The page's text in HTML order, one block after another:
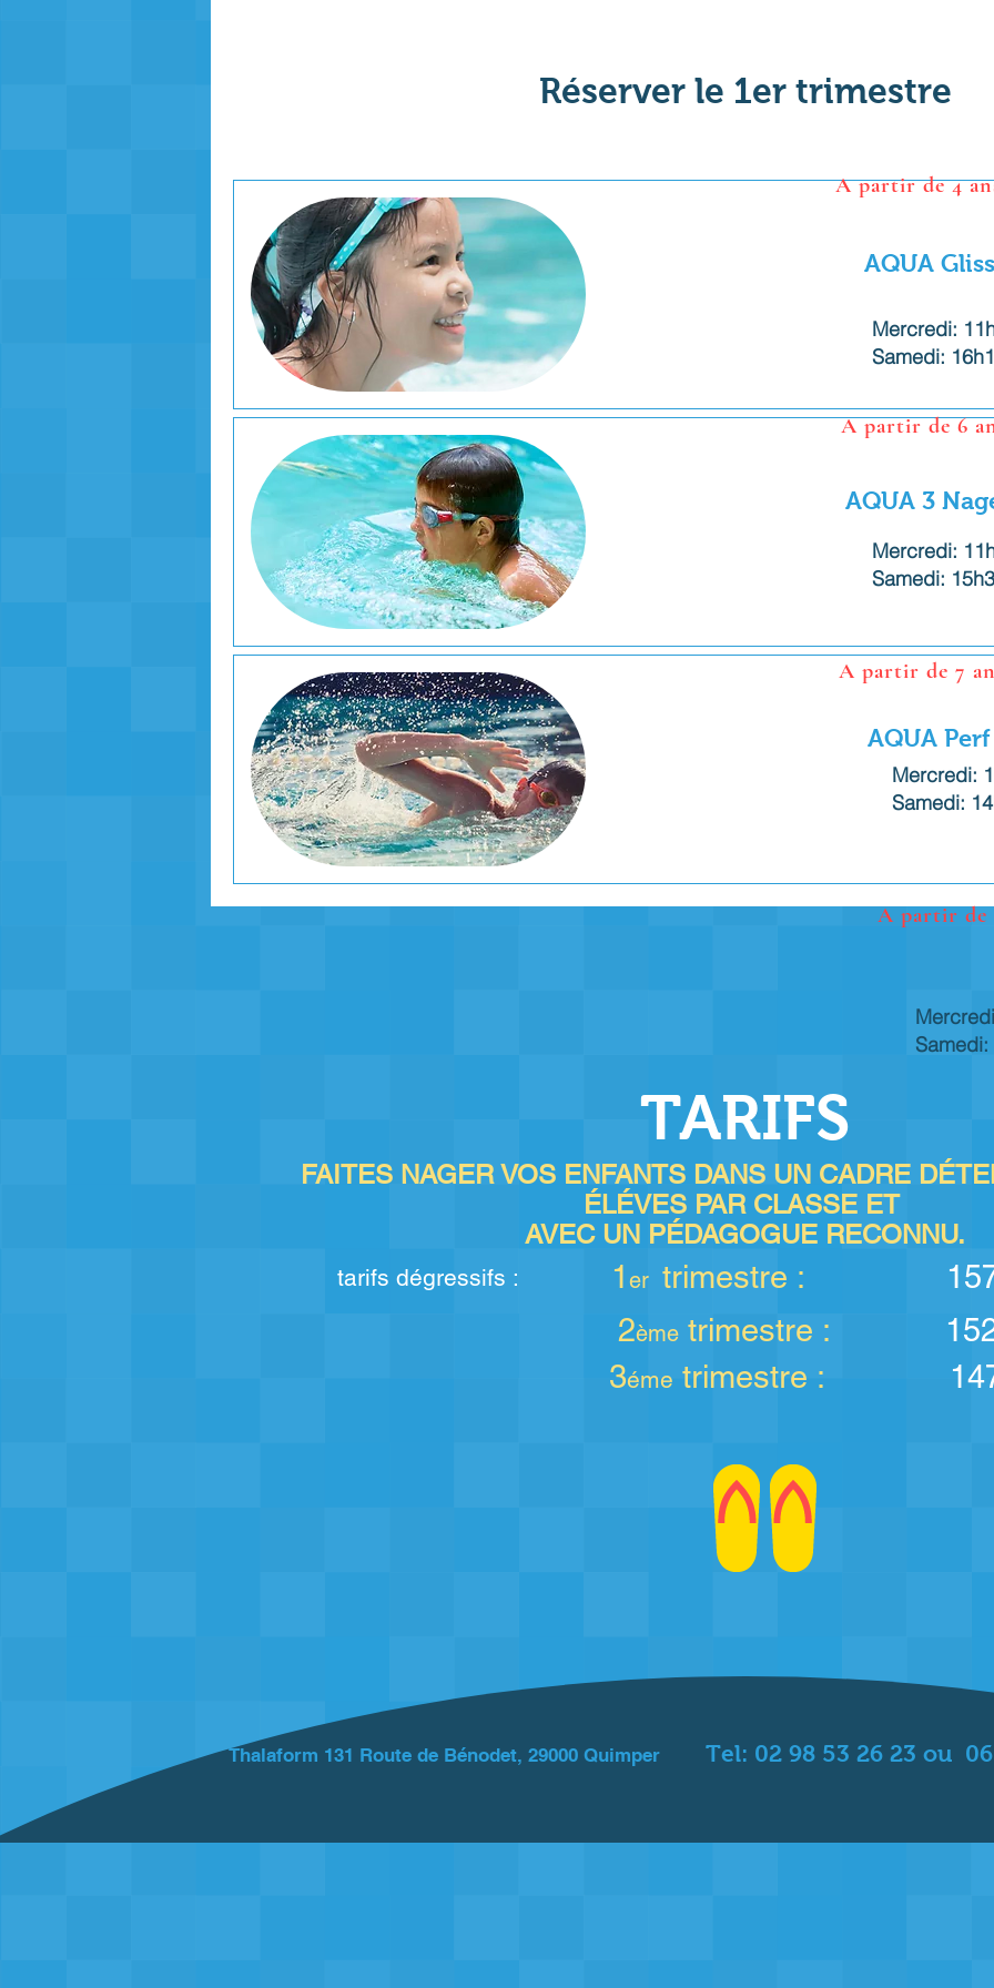
Réserver le 1er trimestre
AQUA Gliss
AQUA 3
Commencez à bien
AQUA Perf
Nager avec
A partir de 4
Mercredi:
Samedi:
A partir de 6
Mercredi:
Samedi:
A partir de 7
Mercredi:
Samedi:
A partir de
Samedi:
TARIFS
FAITES NAGER VOS ENFANTS DANS UN CADRE
ÉLÉVES PAR CLASSE ET
AVEC UN PÉDAGOGUE RECONNU.
tarifs dégressifs : 1 er trimestre :
2ème trimestre :
3éme trimestre :
Thalaform 131 Route de Bénodet, 29000 Quimper Tel: 02 98 53 26 23 ou